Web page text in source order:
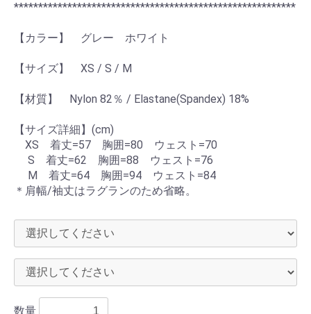
**********************************************************
【カラー】 グレー ホワイト
【サイズ】 XS / S / M
【材質】 Nylon 82％ / Elastane(Spandex) 18%
【サイズ詳細】(cm)
XS 着丈=57 胸囲=80 ウェスト=70
S 着丈=62 胸囲=88 ウェスト=76
M 着丈=64 胸囲=94 ウェスト=84
＊肩幅/袖丈はラグランのため省略。
数量